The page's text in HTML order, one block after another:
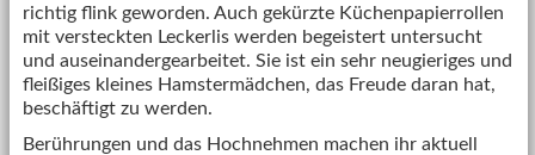
richtig flink geworden. Auch gekürzte Küchenpapierrollen
mit versteckten Leckerlis werden begeistert untersucht
und auseinandergearbeitet. Sie ist ein sehr neugieriges und
fleißiges kleines Hamstermädchen, das Freude daran hat,
beschäftigt zu werden.
Berührungen und das Hochnehmen machen ihr aktuell